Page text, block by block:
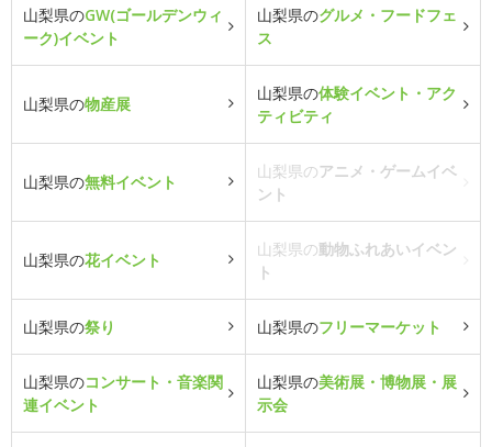
山梨県のGW(ゴールデンウィ
ーク)イベント
山梨県のグルメ・フードフェ
ス
山梨県の物産展
山梨県の体験イベント・アク
ティビティ
山梨県の無料イベント
山梨県のアニメ・ゲームイベ
ント
山梨県の花イベント
山梨県の動物ふれあいイベン
ト
山梨県の祭り 山梨県のフリーマーケット
山梨県のコンサート・音楽関
連イベント
山梨県の美術展・博物展・展
示会